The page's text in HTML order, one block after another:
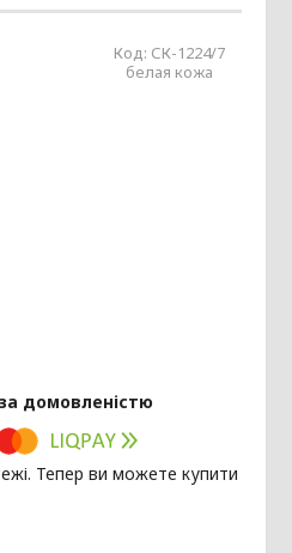
Код: СК-1224/7
белая кожа
за домовленістю
Тепер ви можете купити